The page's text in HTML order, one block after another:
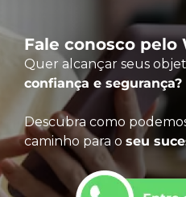
Fale conosco pelo
Quer alcançar seus
confiança e segurança?
Descubra como
caminho para o seu